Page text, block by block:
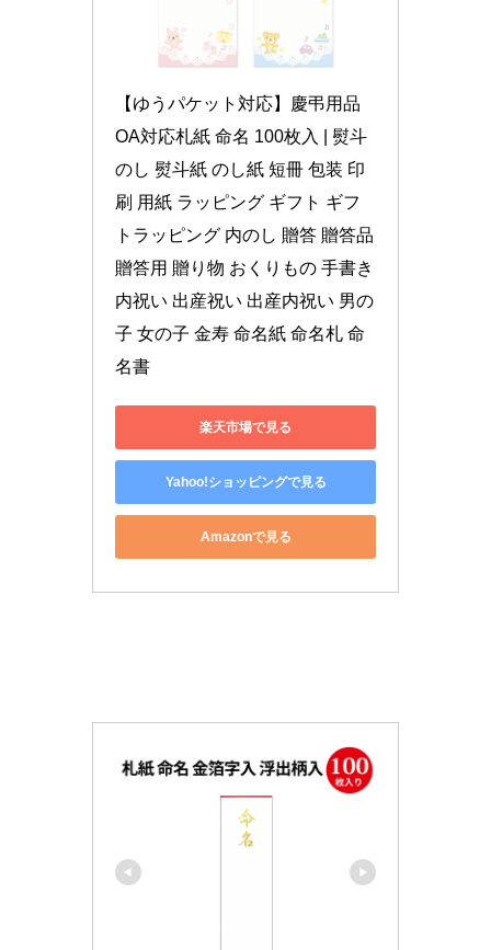
【ゆうパケット対応】慶弔用品
OA対応札紙 命名 100枚入 | 熨斗
のし 熨斗紙 のし紙 短冊 包装 印
刷 用紙 ラッピング ギフト ギフ
トラッピング 内のし 贈答 贈答品
贈答用 贈り物 おくりもの 手書き
内祝い 出産祝い 出産内祝い 男の
子 女の子 金寿 命名紙 命名札 命
名書
楽天市場で見る
Yahoo!ショッピングで見る
Amazonで見る